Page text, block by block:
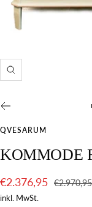
Vergrößern
QVESARUM
KOMMODE
Verkaufspreis
€2.376,95 Preis
€2.970,95
inkl. MwSt.